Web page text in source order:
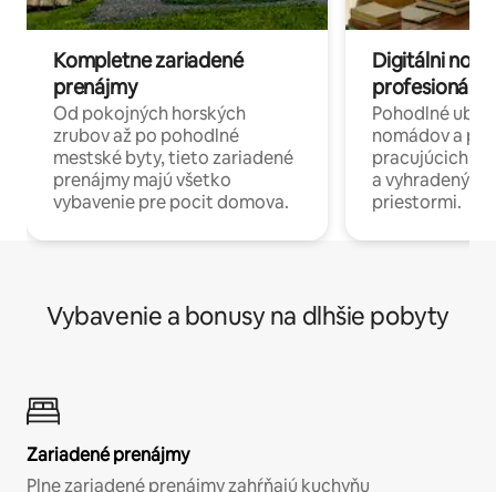
Kompletne zariadené
prenájmy
Od pokojných horských
zrubov až po pohodlné
mestské byty, tieto zariadené
prenájmy majú všetko
vybavenie pre pocit domova.
Digitálni
profesionáli
Pohodlné
nomádov a
pracujúcich
a
priestormi.
Vybavenie a bonusy na dlhšie pobyty
Zariadené prenájmy
Plne zariadené prenájmy zahŕňajú kuchyňu